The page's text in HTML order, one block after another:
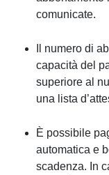
comunicate.
Il numero di
capacità del
superiore al
una lista
È possibile
automatica e
scadenza. In